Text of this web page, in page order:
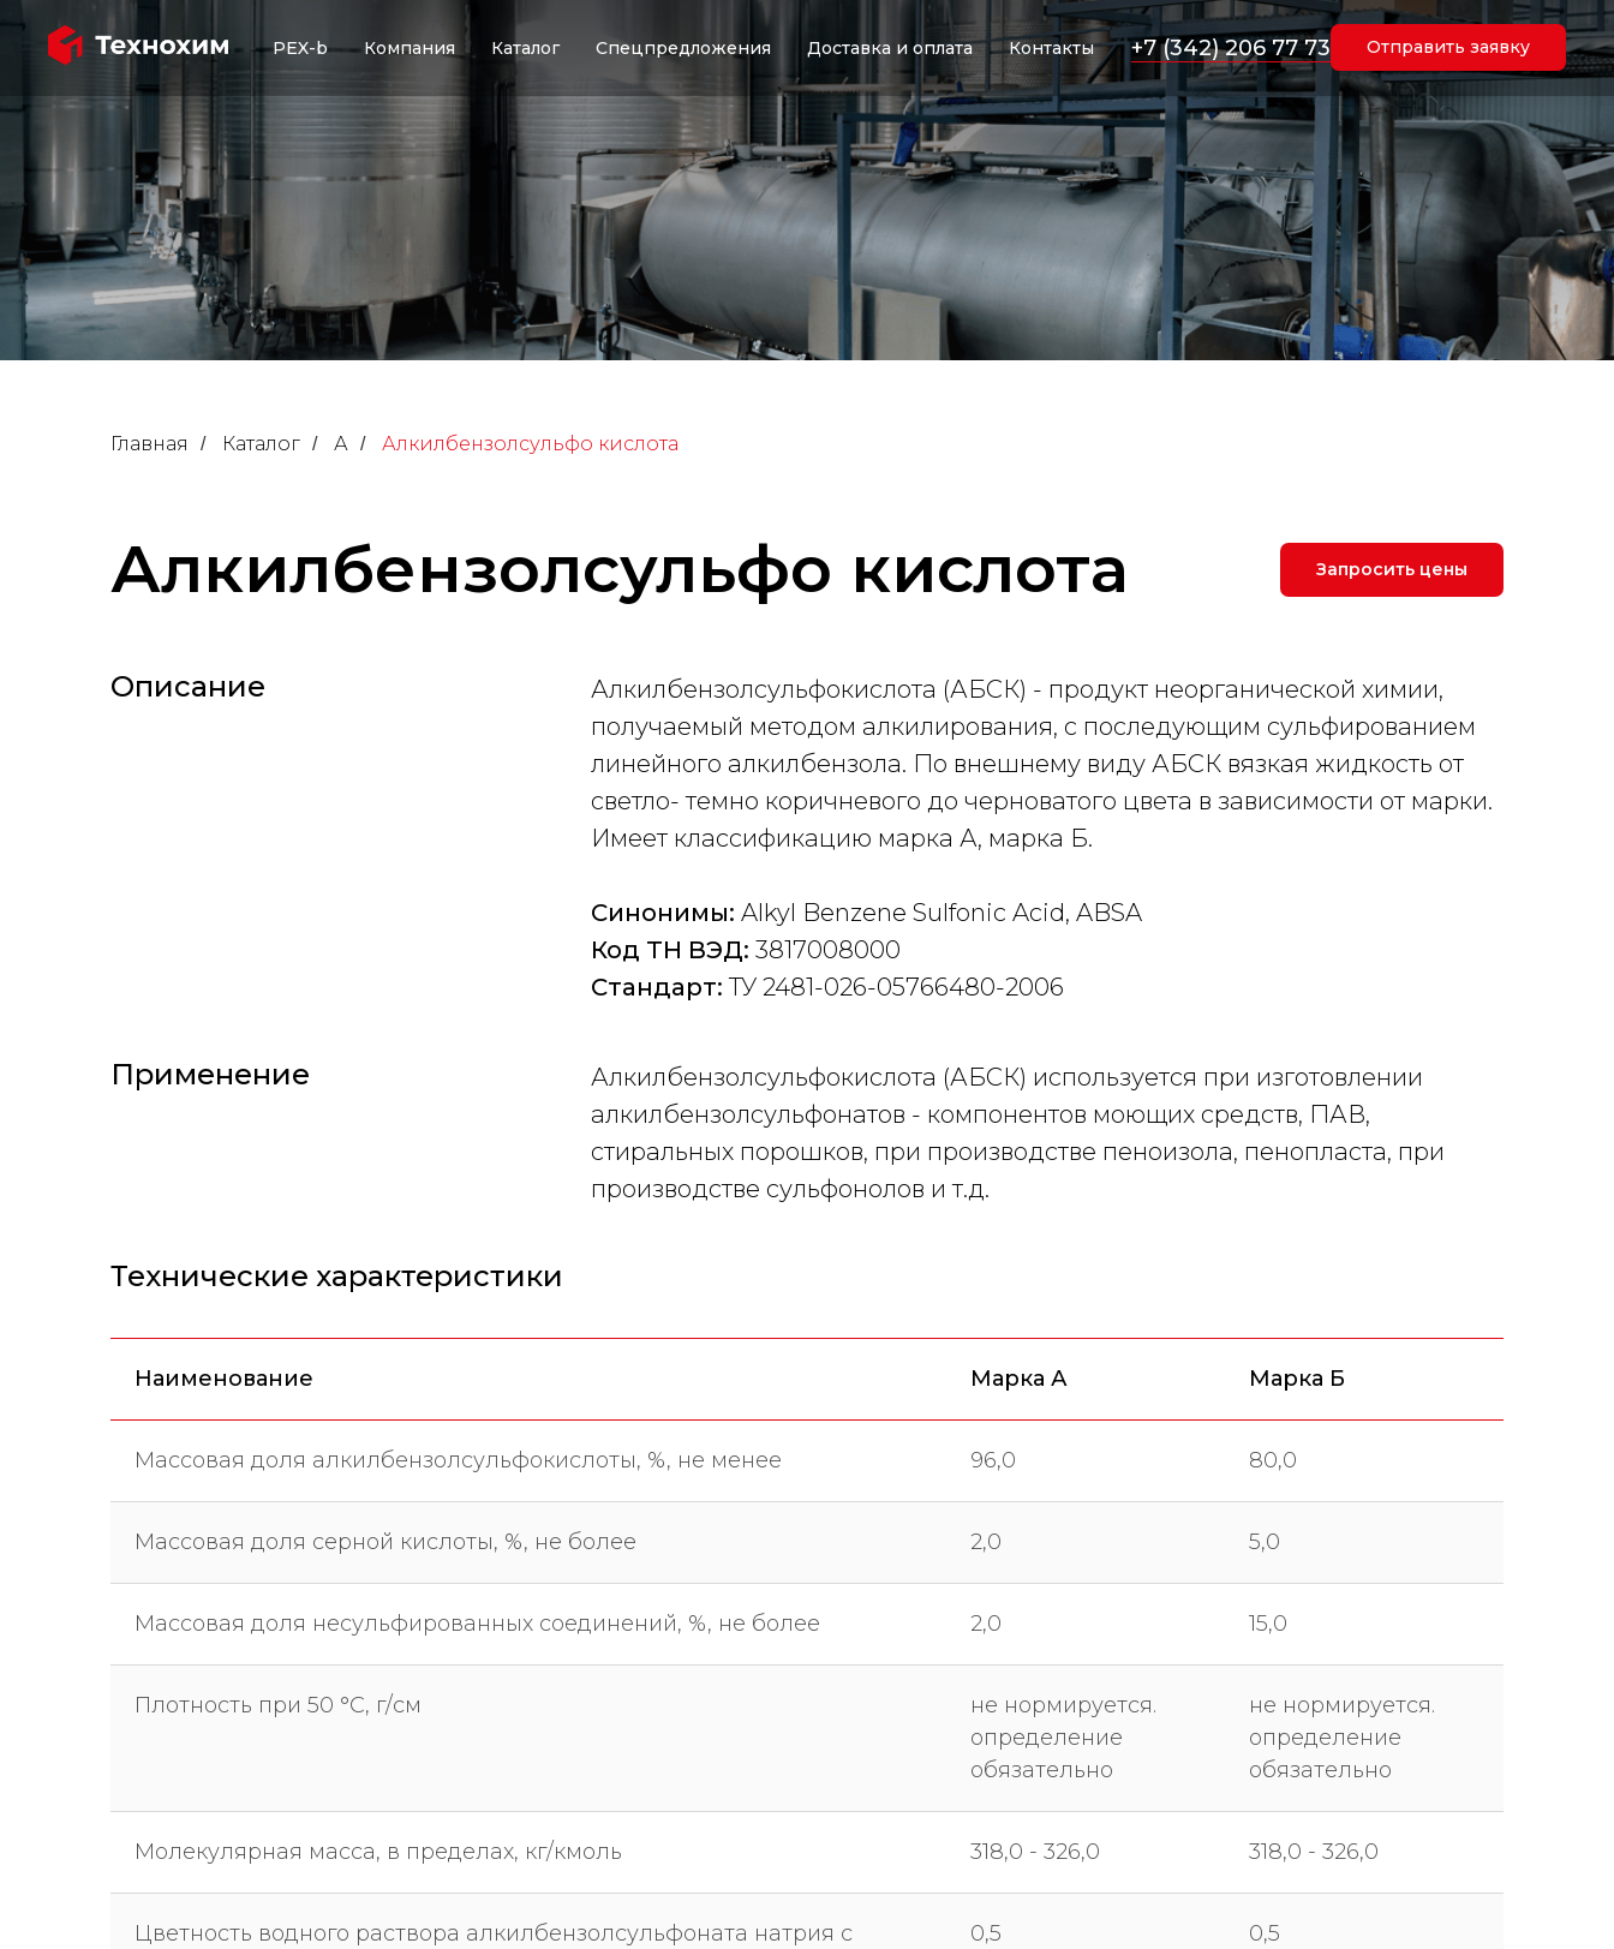
PEX-b Компания Каталог Спецпредложения Доставка и оплата Контакты +7 (342) 206 77 73 Отправить заявку
Главная / Каталог / А / Алкилбензолсульфо кислота
Алкилбензолсульфо кислота Запросить цены
Описание
Алкилбензолсульфокислота (АБСК) - продукт неорганической химии,
получаемый методом алкилирования, с последующим сульфированием
линейного алкилбензола. По внешнему виду АБСК вязкая жидкость от
светло- темно коричневого до черноватого цвета в зависимости от марки.
Имеет классификацию марка А, марка Б.
Синонимы: Alkyl Benzene Sulfonic Acid, ABSA
Код ТН ВЭД: 3817008000
Стандарт: ТУ 2481-026-05766480-2006
Применение
Алкилбензолсульфокислота (АБСК) используется при изготовлении
алкилбензолсульфонатов - компонентов моющих средств, ПАВ,
стиральных порошков, при производстве пеноизола, пенопласта, при
производстве сульфонолов и т.д.
Технические характеристики
Наименование Марка А Марка Б
Массовая доля алкилбензолсульфокислоты, %, не менее 96,0 80,0
Массовая доля серной кислоты, %, не более 2,0 5,0
Массовая доля несульфированных соединений, %, не более 2,0 15,0
Плотность при 50 °С, г/см
не нормируется.
определение
обязательно
не нормируется.
определение
обязательно
Молекулярная масса, в пределах, кг/кмоль 318,0 - 326,0 318,0 - 326,0
Цветность водного раствора алкилбензолсульфоната натрия с
0,5 0,5